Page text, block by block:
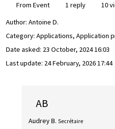
From Event 1 reply
10
Author: Antoine D.
Category: Applications, Application
Date asked: 23 October, 2024 16:03
Last update: 24 February, 2026 17:44
AB
Audrey B. Secrétaire